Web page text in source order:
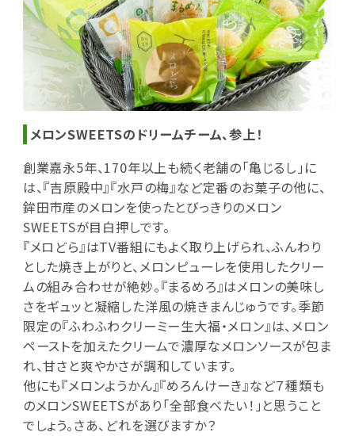
メロンSWEETSのドリームチーム、参上！
創業嘉永5年、170年以上も続く老舗の「亀じるし」に
は、『吉原殿中』『水戸の梅』など定番のお菓子の他に、
鉾田市産のメロンを使ったとびっきりのメロン
SWEETSが目白押しです。
『メロどら』はTV番組にもよく取り上げられ、ふんわり
とした焼き上がりと、メロンピューレを使用したクリー
ムの組み合わせが絶妙。『まるめろ』はメロンの美味し
さをギュッと凝縮した洋風の焼きまんじゅうです。季節
限定の『ふわふわクリーミー生大福・メロン』は、メロン
ペーストを加えたクリームで濃厚なメロンソースが包ま
れ、甘さと爽やかさが調和しています。
他にも『メロンようかん』『めろんけーき』など７種類も
のメロンSWEETSがあり「全部食べたい！」と思うこと
でしょう。さあ、どれを選びますか？